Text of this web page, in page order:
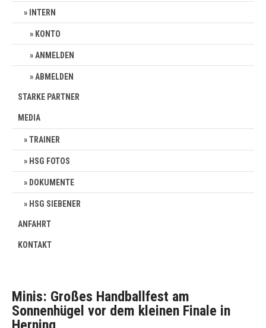
INTERN
KONTO
ANMELDEN
ABMELDEN
STARKE PARTNER
MEDIA
TRAINER
HSG FOTOS
DOKUMENTE
HSG SIEBENER
ANFAHRT
KONTAKT
Minis: Großes Handballfest am
Sonnenhügel vor dem kleinen Finale in